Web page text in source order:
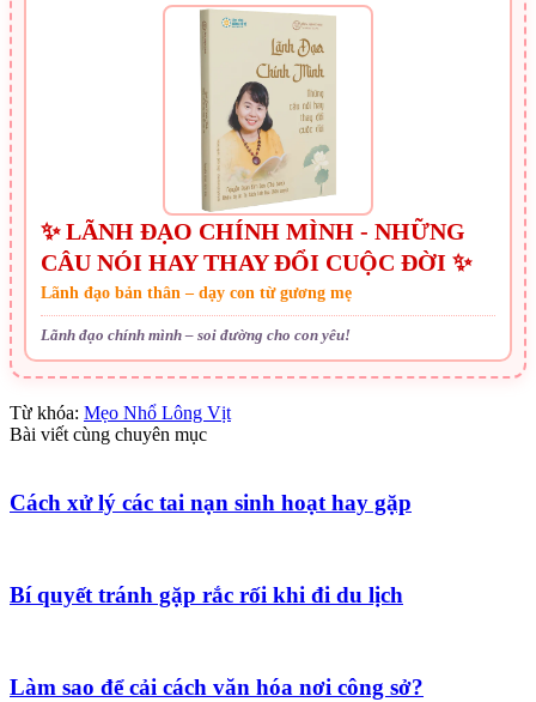
✨ LÃNH ĐẠO CHÍNH MÌNH - NHỮNG
CÂU NÓI HAY THAY ĐỔI CUỘC ĐỜI ✨
Lãnh đạo bản thân – dạy con từ gương mẹ
Lãnh đạo chính mình – soi đường cho con yêu!
Từ khóa: Mẹo Nhổ Lông Vịt
Bài viết cùng chuyên mục
Cách xử lý các tai nạn sinh hoạt hay gặp
Bí quyết tránh gặp rắc rối khi đi du lịch
Làm sao để cải cách văn hóa nơi công sở?